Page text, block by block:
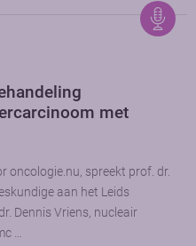
met
oncologie.nu, spreekt prof. dr.
aan het Leids
Dennis Vriens, nucleair
…